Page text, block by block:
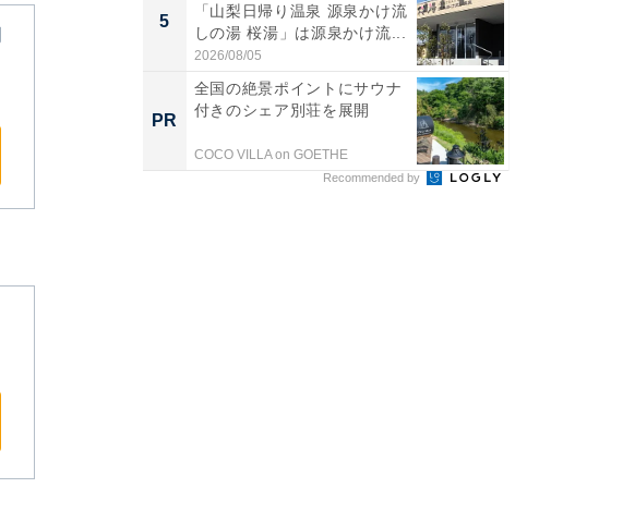
5
「山梨日帰り温泉 源泉かけ流
しの湯 桜湯」は源泉かけ流...
2026/08/05
PR
全国の絶景ポイントにサウナ
付きのシェア別荘を展開
COCO VILLA on GOETHE
Recommended by